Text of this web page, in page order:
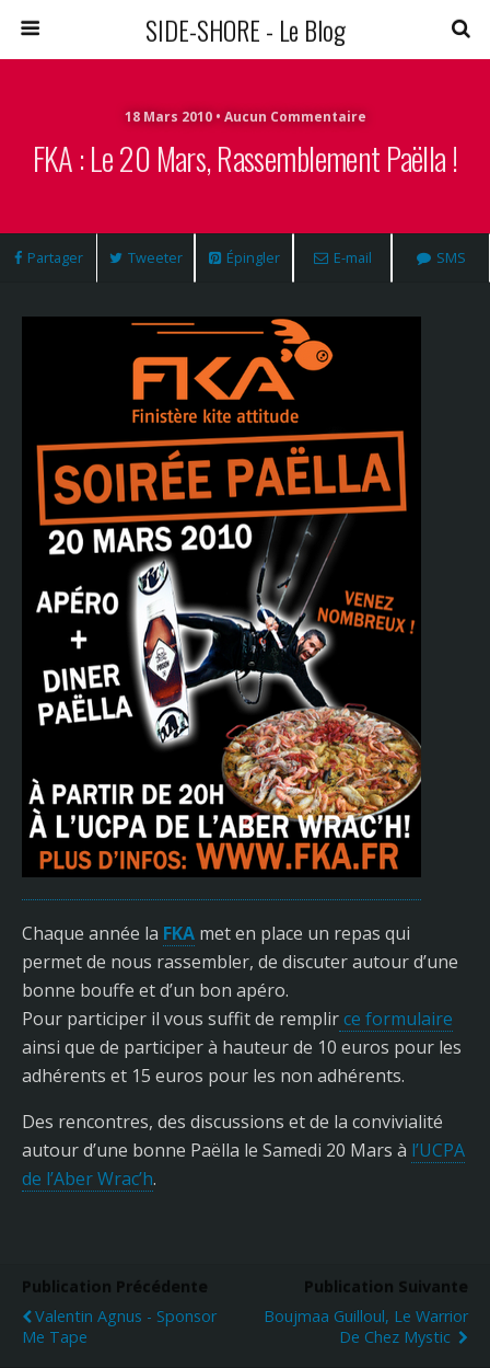
SIDE-SHORE - Le Blog
18 Mars 2010 • Aucun Commentaire
FKA : Le 20 Mars, Rassemblement Paëlla !
Partager Tweeter Épingler E-mail SMS
Chaque année la FKA met en place un repas qui
permet de nous rassembler, de discuter autour d’une
bonne bouffe et d’un bon apéro.
Pour participer il vous suffit de remplirce formulaire
ainsi que de participer à hauteur de 10 euros pour les
adhérents et 15 euros pour les non adhérents.
Des rencontres, des discussions et de la convivialité
autour d’une bonne Paëlla le Samedi 20 Mars à l’UCPA
de l’Aber Wrac’h.
Publication Précédente
Valentin Agnus - Sponsor
Me Tape
Publication Suivante
Boujmaa Guilloul, Le Warrior
De Chez Mystic